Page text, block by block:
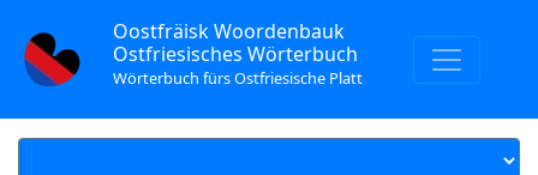
Oostfräisk Woordenbauk
Ostfriesisches Wörterbuch
Wörterbuch fürs Ostfriesische Platt